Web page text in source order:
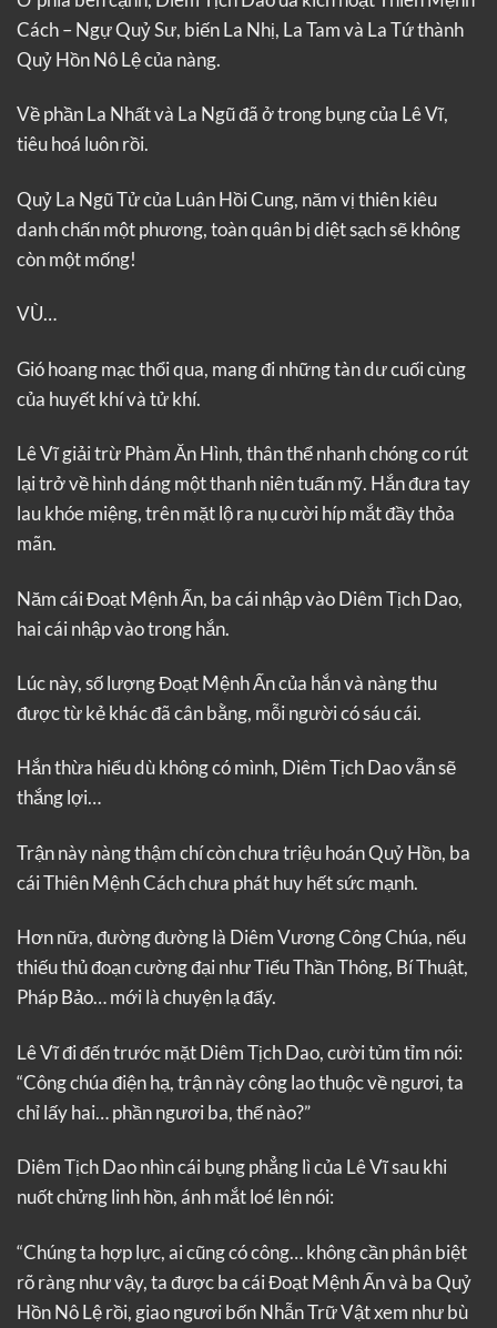
Cách – Ngự Quỷ Sư, biến La Nhị, La Tam và La Tứ thành
Quỷ Hồn Nô Lệ của nàng.
Về phần La Nhất và La Ngũ đã ở trong bụng của Lê Vĩ,
tiêu hoá luôn rồi.
Quỷ La Ngũ Tử của Luân Hồi Cung, năm vị thiên kiêu
danh chấn một phương, toàn quân bị diệt sạch sẽ không
còn một mống!
VÙ…
Gió hoang mạc thổi qua, mang đi những tàn dư cuối cùng
của huyết khí và tử khí.
Lê Vĩ giải trừ Phàm Ăn Hình, thân thể nhanh chóng co rút
lại trở về hình dáng một thanh niên tuấn mỹ. Hắn đưa tay
lau khóe miệng, trên mặt lộ ra nụ cười híp mắt đầy thỏa
mãn.
Năm cái Đoạt Mệnh Ấn, ba cái nhập vào Diêm Tịch Dao,
hai cái nhập vào trong hắn.
Lúc này, số lượng Đoạt Mệnh Ấn của hắn và nàng thu
được từ kẻ khác đã cân bằng, mỗi người có sáu cái.
Hắn thừa hiểu dù không có mình, Diêm Tịch Dao vẫn sẽ
thắng lợi…
Trận này nàng thậm chí còn chưa triệu hoán Quỷ Hồn, ba
cái Thiên Mệnh Cách chưa phát huy hết sức mạnh.
Hơn nữa, đường đường là Diêm Vương Công Chúa, nếu
thiếu thủ đoạn cường đại như Tiểu Thần Thông, Bí Thuật,
Pháp Bảo… mới là chuyện lạ đấy.
Lê Vĩ đi đến trước mặt Diêm Tịch Dao, cười tủm tỉm nói:
“Công chúa điện hạ, trận này công lao thuộc về ngươi, ta
chỉ lấy hai… phần ngươi ba, thế nào?”
Diêm Tịch Dao nhìn cái bụng phẳng lì của Lê Vĩ sau khi
nuốt chửng linh hồn, ánh mắt loé lên nói:
“Chúng ta hợp lực, ai cũng có công… không cần phân biệt
rõ ràng như vậy, ta được ba cái Đoạt Mệnh Ấn và ba Quỷ
Hồn Nô Lệ rồi, giao ngươi bốn Nhẫn Trữ Vật xem như bù